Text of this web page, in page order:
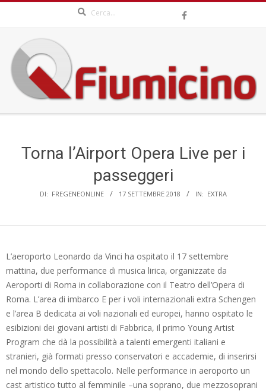
content
QFIUMICINO.COM
Torna l’Airport Opera Live per i
passeggeri
DI: FREGENEONLINE 17 SETTEMBRE 2018 IN: EXTRA
L’aeroporto Leonardo da Vinci ha ospitato il 17 settembre
mattina, due performance di musica lirica, organizzate da
Aeroporti di Roma in collaborazione con il Teatro dell’Opera di
Roma. L’area di imbarco E per i voli internazionali extra Schengen
e l’area B dedicata ai voli nazionali ed europei, hanno ospitato le
esibizioni dei giovani artisti di Fabbrica, il primo Young Artist
Program che dà la possibilità a talenti emergenti italiani e
stranieri, già formati presso conservatori e accademie, di inserirsi
nel mondo dello spettacolo. Nelle performance in aeroporto un
cast artistico tutto al femminile –una soprano, due mezzosoprani